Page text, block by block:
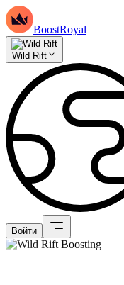
BoostRoyal
Wild Rift
Войти